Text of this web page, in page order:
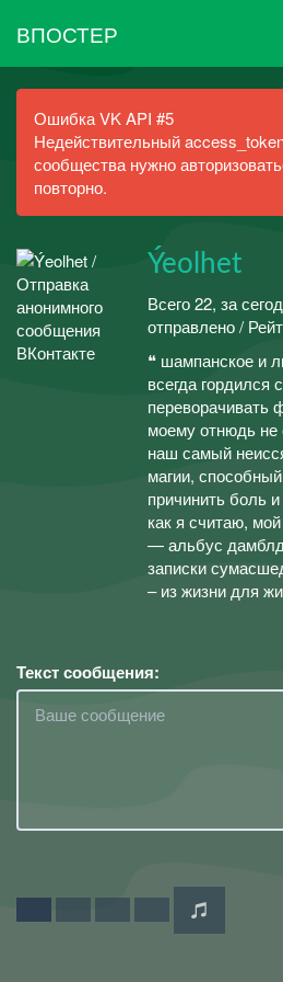
ВПОСТЕР
Ошибка VK API #5
Недействительный
сообщества нужно
повторно.
Ýeolhet
Всего 22, за
отправлено /
❝ шампанское и
всегда гордился
переворачивать
моему отнюдь
наш самый
магии,
причинить боль
как я
— альбус
записки
– из жизни для
Текст сообщения: